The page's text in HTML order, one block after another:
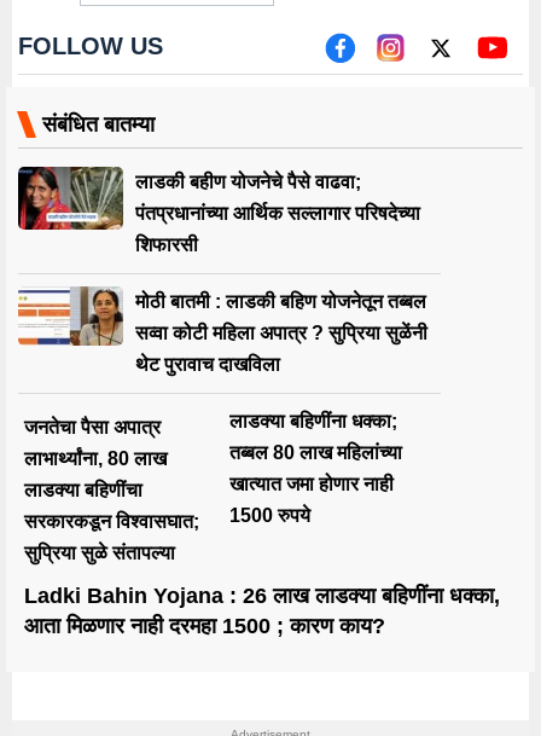
FOLLOW US
संबंधित बातम्या
लाडकी बहीण योजनेचे पैसे वाढवा;
पंतप्रधानांच्या आर्थिक सल्लागार परिषदेच्या
शिफारसी
मोठी बातमी : लाडकी बहिण योजनेतून तब्बल
सव्वा कोटी महिला अपात्र ? सुप्रिया सुळेंनी
थेट पुरावाच दाखविला
जनतेचा पैसा अपात्र
लाभार्थ्यांना, 80 लाख
लाडक्या बहिणींचा
सरकारकडून विश्वासघात;
सुप्रिया सुळे संतापल्या
लाडक्या बहिणींना धक्का;
तब्बल 80 लाख महिलांच्या
खात्यात जमा होणार नाही
1500 रुपये
Ladki Bahin Yojana : 26 लाख लाडक्या बहिणींना धक्का,
आता मिळणार नाही दरमहा 1500 ; कारण काय?